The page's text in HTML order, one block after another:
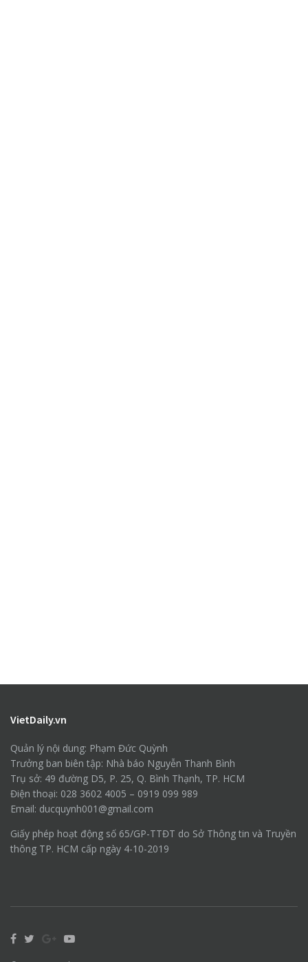
VietDaily.vn
Quản lý nội dung: Phạm Đức Quỳnh
Trưởng ban biên tập: Nhà báo Nguyễn Thanh Bình
Trụ sở: 49 đường D5, P. 25, Q. Bình Thạnh, TP. HCM
Điện thoại: 028 3602 4005 – 0919 099 989
Email: ducquynh001@gmail.com
Giấy phép hoạt động số 65/GP-TTĐT do Sở Thông tin và Truyền
thông TP. HCM cấp ngày 4-10-2019